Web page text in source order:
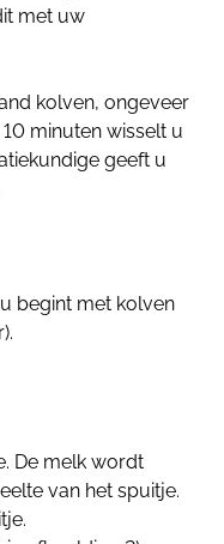
met uw
kolven, ongeveer
minuten wisselt u
geeft u
begint met kolven
De melk wordt
van het spuitje.